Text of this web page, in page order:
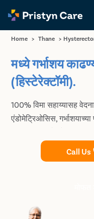
Home > Thane >
मध्ये गर्भाशय
(हिस्टेरेक्टॉमी).
100% विमा सहाय्यासह
एंडोमेट्रिओसिस,
लॅपरोस्कोपिक हिस्टेरेक्टॉमी
Call Us